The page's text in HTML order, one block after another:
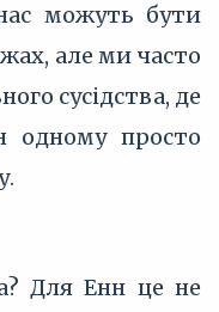
можуть бути
але ми часто
сусідства, де
одному просто
Для Енн це не